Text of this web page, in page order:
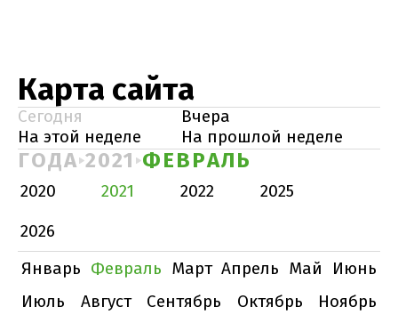
Карта сайта
Сегодня
Вчера
На этой неделе
На прошлой неделе
ГОДА 2021 ФЕВРАЛЬ
2020 2021 2022
2025
2026
Январь Февраль Март Апрель Май
Июнь
Июль
Август Сентябрь Октябрь
Ноябрь